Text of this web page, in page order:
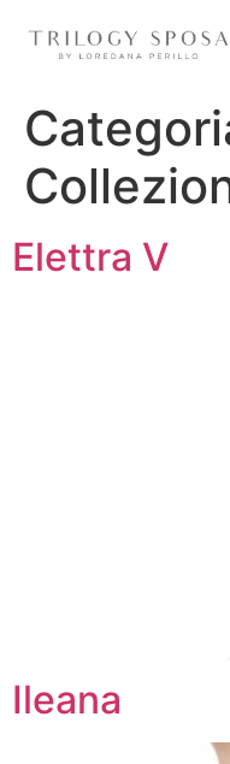
Elettra V
Ileana